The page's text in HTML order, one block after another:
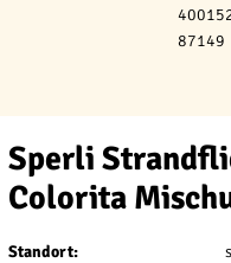
87149
Sperli
Colorita
Standort: